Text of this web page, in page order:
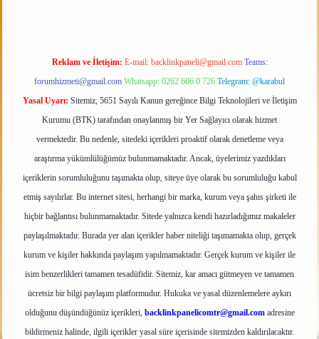
Reklam ve İletişim: E-mail: backlinkpaneli@gmail.com Teams:
forumhizmeti@gmail.com Whatsapp: 0262 606 0 726 Telegram: @karabul
Yasal Uyarı: Sitemiz, 5651 Sayılı Kanun gereğince Bilgi Teknolojileri ve İletişim
Kurumu (BTK) tarafından onaylanmış bir Yer Sağlayıcı olarak hizmet
vermektedir. Bu nedenle, sitedeki içerikleri proaktif olarak denetleme veya
araştırma yükümlülüğümüz bulunmamaktadır. Ancak, üyelerimiz yazdıkları
içeriklerin sorumluluğunu taşımakta olup, siteye üye olarak bu sorumluluğu kabul
etmiş sayılırlar. Bu internet sitesi, herhangi bir marka, kurum veya şahıs şirketi ile
hiçbir bağlantısı bulunmamaktadır. Sitede yalnızca kendi hazırladığımız makaleler
paylaşılmaktadır. Burada yer alan içerikler haber niteliği taşımamakta olup, gerçek
kurum ve kişiler hakkında paylaşım yapılmamaktadır. Gerçek kurum ve kişiler ile
isim benzerlikleri tamamen tesadüfidir. Sitemiz, kar amacı gütmeyen ve tamamen
ücretsiz bir bilgi paylaşım platformudur. Hukuka ve yasal düzenlemelere aykırı
olduğunu düşündüğünüz içerikleri, backlinkpanelicomtr@gmail.comadresine
bildirmeniz halinde, ilgili içerikler yasal süre içerisinde sitemizden kaldırılacaktır.